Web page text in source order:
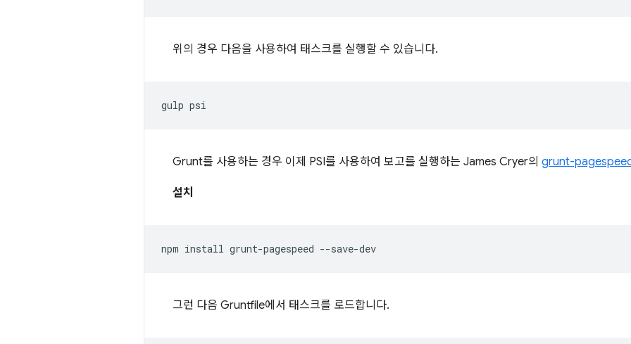
위의 경우 다음을 사용하여 태스크를 실행할 수 있습니다.
gulp
Grunt를 사용하는 경우 이제 PSI를 사용하여 보고를 실행하는 James Cryer의 grunt-
설치
npm install grunt-pagespeed
그런 다음 Gruntfile에서 태스크를 로드합니다.